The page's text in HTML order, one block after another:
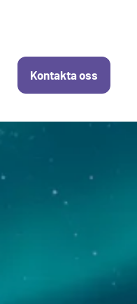
Kontakta oss
HYKER Export